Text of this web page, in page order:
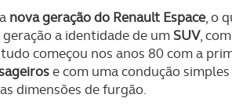
nova geração do Renault Espace, o
a identidade de um SUV,
começou nos anos 80 com a
e com uma condução
dimensões de furgão.